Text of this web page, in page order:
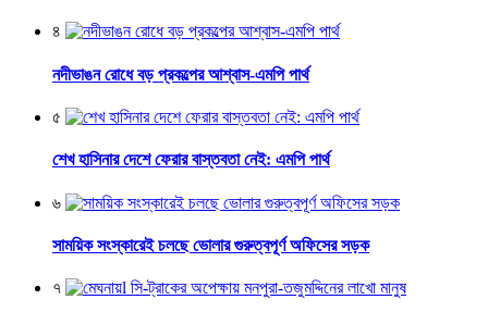
৪
নদীভাঙন রোধে বড় প্রকল্পের আশ্বাস-এমপি পার্থ
৫
শেখ হাসিনার দেশে ফেরার বাস্তবতা নেই: এমপি পার্থ
৬
সাময়িক সংস্কারেই চলছে ভোলার গুরুত্বপূর্ণ অফিসের সড়ক
৭